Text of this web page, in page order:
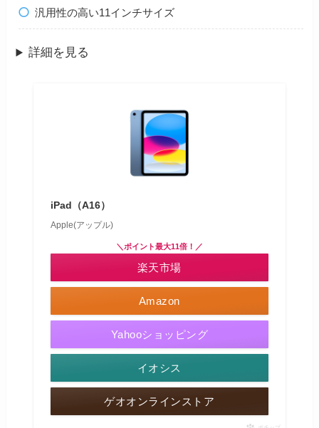
汎用性の高い11インチサイズ
詳細を見る
iPad（A16）
Apple(アップル)
Amazon
＼ポイント最大11倍！／
楽天市場
Yahooショッピング
イオシス
ゲオオンラインストア